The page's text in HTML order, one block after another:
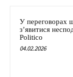
У переговорах
з’явитися
Politico
04.02.2026